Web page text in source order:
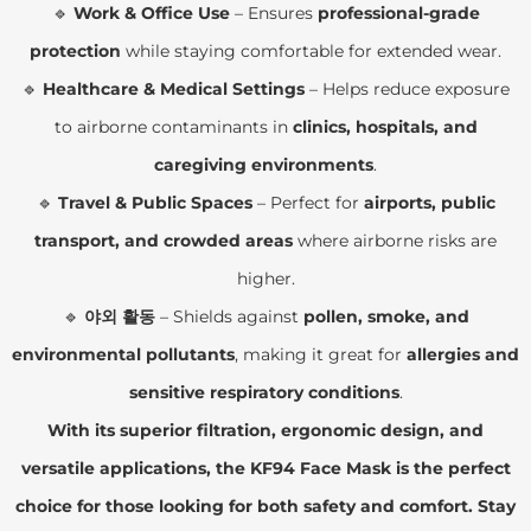
🔹 Work & Office Use– Ensures professional-grade
protection while staying comfortable for extended wear.
🔹 Healthcare & Medical Settings – Helps reduce exposure
to airborne contaminants in clinics, hospitals, and
caregiving environments.
🔹 Travel & Public Spaces– Perfect for airports, public
transport, and crowded areas where airborne risks are
higher.
🔹 야외 활동– Shields against pollen, smoke, and
environmental pollutants, making it great for allergies and
sensitive respiratory conditions.
With its superior filtration, ergonomic design, and
versatile applications, the KF94 Face Mask is the perfect
choice for those looking for both safety and comfort. Stay